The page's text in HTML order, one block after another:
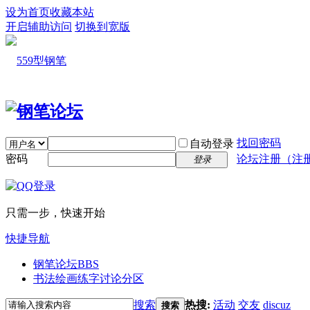
设为首页收藏本站
开启辅助访问 切换到宽版
自动登录 找回密码
密码
登录 论坛注册（注
只需一步，快速开始
快捷导航
钢笔论坛BBS
书法绘画练字讨论分区
搜索 搜索 热搜: 活动 交友 discuz